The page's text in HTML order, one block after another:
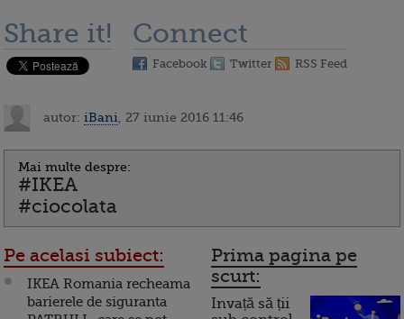
Share it! Connect
Facebook Twitter RSS Feed
autor: iBani , 27 iunie 2016 11:46
Mai multe despre:
#IKEA
#ciocolata
Pe acelasi subiect:
IKEA Romania recheama
barierele de siguranta
Prima pagina pe
scurt:
Invață să ții